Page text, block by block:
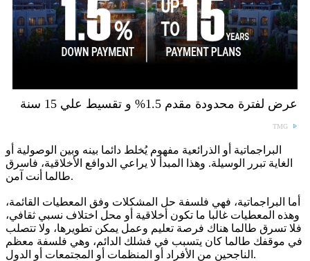
عرض لفترة محدودة مقدم 1.5% و تقسيط علي 15 سنة
TMG
البراجماتية أو الذرائعية مفهوم يُخلط دائما بينه وبين الوصولية أو
الغاية تبرر الوسيلة. وهذا المبدأ لا يراعي الدوافع الأخلاقية، فاسرق
طالما أنت آمن.
أما البراجماتية، فهي فلسفة حل المشكلات وفق المعطيات القائمة،
وهذه المعطيات غالبا ما تكون أخلاقية أو محل اختلاف نسبي ثقافي،
فلا تسرق طالما هناك فرصة تعليم وعمل يمكن تطويرها، ولا تتصلب
في موقفك طالما كان يتسبب في فشلك الدائم، وهي فلسفة معظم
الناجحين من الأفراد أو المنظمات أو المجتمعات أو الدول.